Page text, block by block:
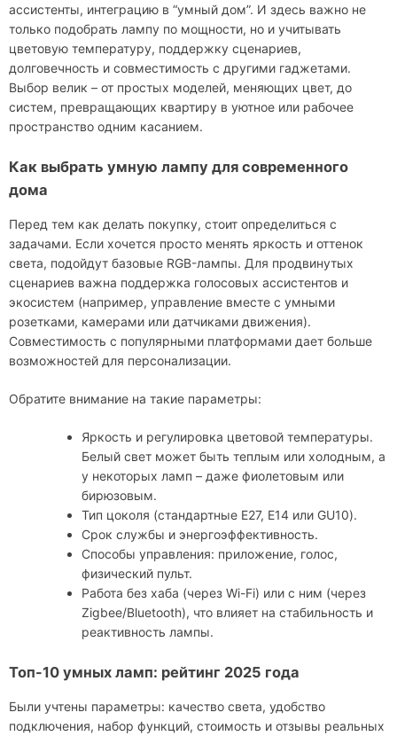
ассистенты, интеграцию в “умный дом”. И здесь важно не
только подобрать лампу по мощности, но и учитывать
цветовую температуру, поддержку сценариев,
долговечность и совместимость с другими гаджетами.
Выбор велик – от простых моделей, меняющих цвет, до
систем, превращающих квартиру в уютное или рабочее
пространство одним касанием.
Как выбрать умную лампу для современного
дома
Перед тем как делать покупку, стоит определиться с
задачами. Если хочется просто менять яркость и оттенок
света, подойдут базовые RGB-лампы. Для продвинутых
сценариев важна поддержка голосовых ассистентов и
экосистем (например, управление вместе с умными
розетками, камерами или датчиками движения).
Совместимость с популярными платформами дает больше
возможностей для персонализации.
Обратите внимание на такие параметры:
Яркость и регулировка цветовой температуры.
Белый свет может быть теплым или холодным, а
у некоторых ламп – даже фиолетовым или
бирюзовым.
Тип цоколя (стандартные E27, E14 или GU10).
Срок службы и энергоэффективность.
Способы управления: приложение, голос,
физический пульт.
Работа без хаба (через Wi-Fi) или с ним (через
Zigbee/Bluetooth), что влияет на стабильность и
реактивность лампы.
Топ-10 умных ламп: рейтинг 2025 года
Были учтены параметры: качество света, удобство
подключения, набор функций, стоимость и отзывы реальных